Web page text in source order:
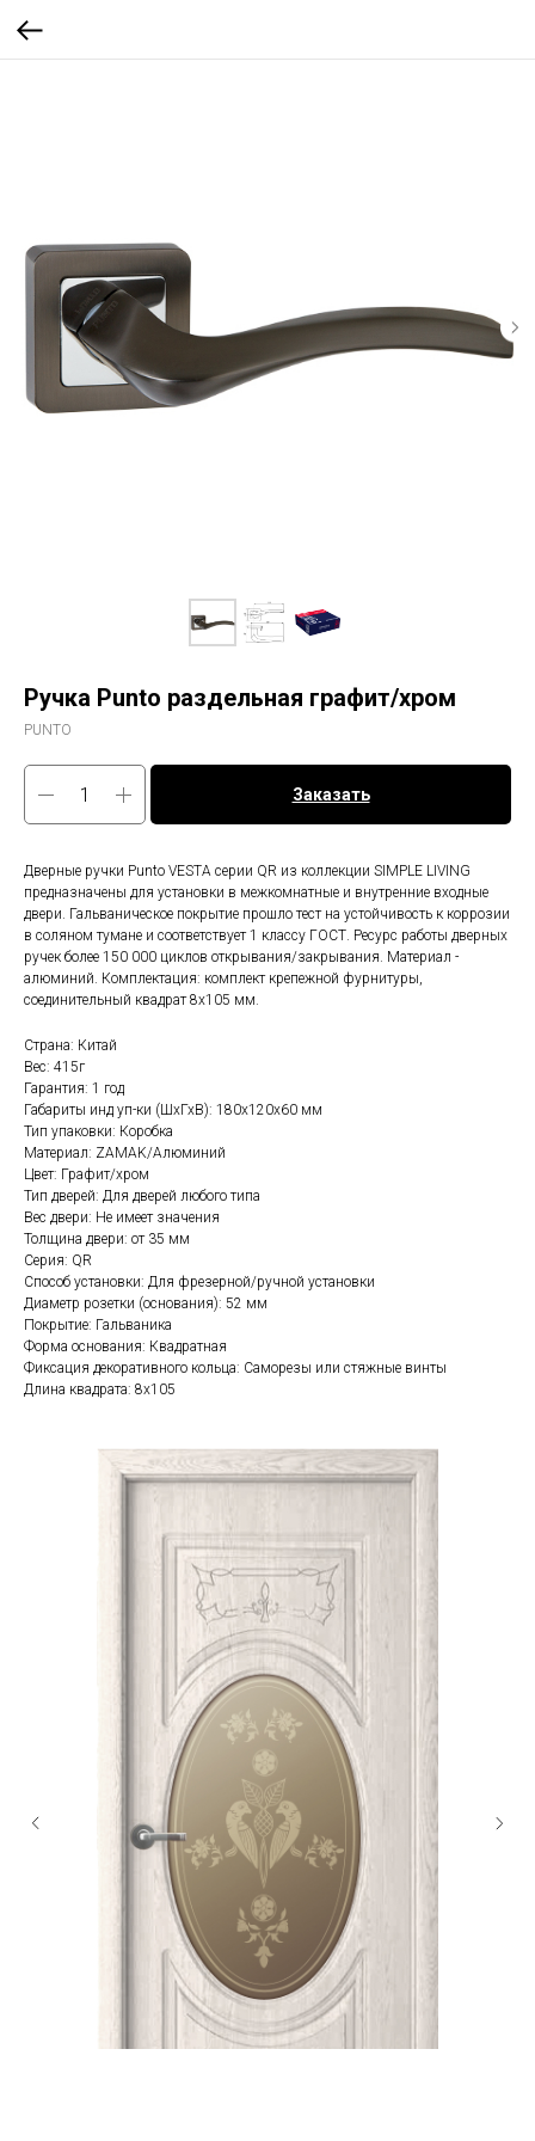
Ручка Punto раздельная графит/хром
PUNTO
Заказать
Дверные ручки Punto VESTA серии QR из коллекции SIMPLE LIVING
предназначены для установки в межкомнатные и внутренние входные
двери. Гальваническое покрытие прошло тест на устойчивость к коррозии
в соляном тумане и соответствует 1 классу ГОСТ. Ресурс работы дверных
ручек более 150 000 циклов открывания/закрывания. Материал -
алюминий. Комплектация: комплект крепежной фурнитуры,
соединительный квадрат 8x105 мм.
Страна: Китай
Вес: 415г
Гарантия: 1 год
Габариты инд уп-ки (ШхГхВ): 180x120x60 мм
Тип упаковки: Коробка
Материал: ZAMAK/Алюминий
Цвет: Графит/хром
Тип дверей: Для дверей любого типа
Вес двери: Не имеет значения
Толщина двери: от 35 мм
Серия: QR
Способ установки: Для фрезерной/ручной установки
Диаметр розетки (основания): 52 мм
Покрытие: Гальваника
Форма основания: Квадратная
Фиксация декоративного кольца: Саморезы или стяжные винты
Длина квадрата: 8x105